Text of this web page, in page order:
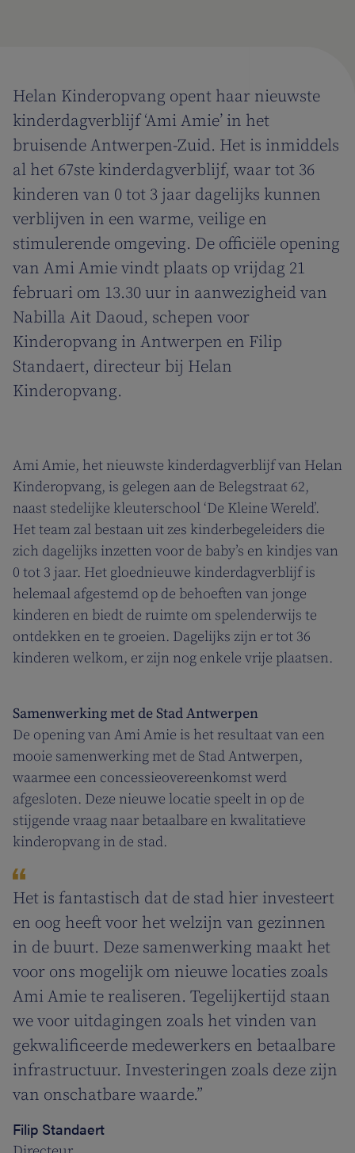
Helan Kinderopvang opent haar nieuwste
kinderdagverblijf ‘Ami Amie’ in het
bruisende Antwerpen-Zuid. Het is inmiddels
al het 67ste kinderdagverblijf, waar tot 36
kinderen van 0 tot 3 jaar dagelijks kunnen
verblijven in een warme, veilige en
stimulerende omgeving. De officiële opening
van Ami Amie vindt plaats op vrijdag 21
februari om 13.30 uur in aanwezigheid van
Nabilla Ait Daoud, schepen voor
Kinderopvang in Antwerpen en Filip
Standaert, directeur bij Helan
Kinderopvang.
Ami Amie, het nieuwste kinderdagverblijf van Helan
Kinderopvang, is gelegen aan de Belegstraat 62,
naast stedelijke kleuterschool ‘De Kleine Wereld’.
Het team zal bestaan uit zes kinderbegeleiders die
zich dagelijks inzetten voor de baby’s en kindjes van
0 tot 3 jaar. Het gloednieuwe kinderdagverblijf is
helemaal afgestemd op de behoeften van jonge
kinderen en biedt de ruimte om spelenderwijs te
ontdekken en te groeien. Dagelijks zijn er tot 36
kinderen welkom, er zijn nog enkele vrije plaatsen.
Samenwerking met de Stad Antwerpen
De opening van Ami Amie is het resultaat van een
mooie samenwerking met de Stad Antwerpen,
waarmee een concessieovereenkomst werd
afgesloten. Deze nieuwe locatie speelt in op de
stijgende vraag naar betaalbare en kwalitatieve
kinderopvang in de stad.
Filip Standaert
Het is fantastisch dat de stad hier investeert
en oog heeft voor het welzijn van gezinnen
in de buurt. Deze samenwerking maakt het
voor ons mogelijk om nieuwe locaties zoals
Ami Amie te realiseren. Tegelijkertijd staan
we voor uitdagingen zoals het vinden van
gekwalificeerde medewerkers en betaalbare
infrastructuur. Investeringen zoals deze zijn
van onschatbare waarde.”